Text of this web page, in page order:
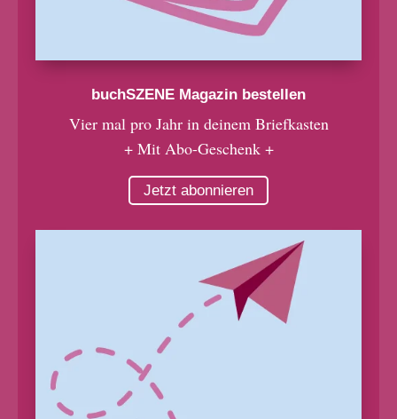
buchSZENE Magazin bestellen
Vier mal pro Jahr in deinem Briefkasten
+ Mit Abo-Geschenk +
Jetzt abonnieren